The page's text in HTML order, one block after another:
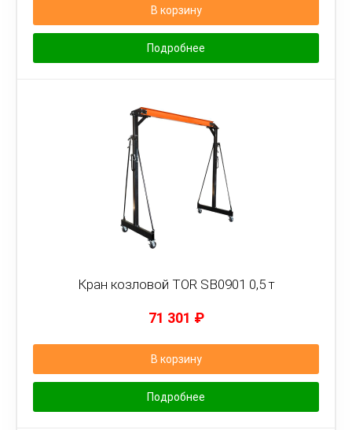
В корзину
Подробнее
Кран козловой TOR SB0901 0,5 т
71 301 ₽
В корзину
Подробнее